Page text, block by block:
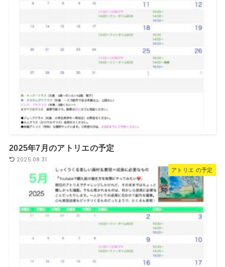
2025年7月のアトリエの予定
2025.08.31
アトリエ の予定